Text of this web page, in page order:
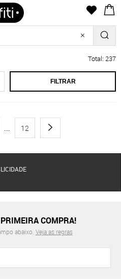
Total: 237
FILTRAR
... 12
COMPRA!
abaixo. Veja as regras